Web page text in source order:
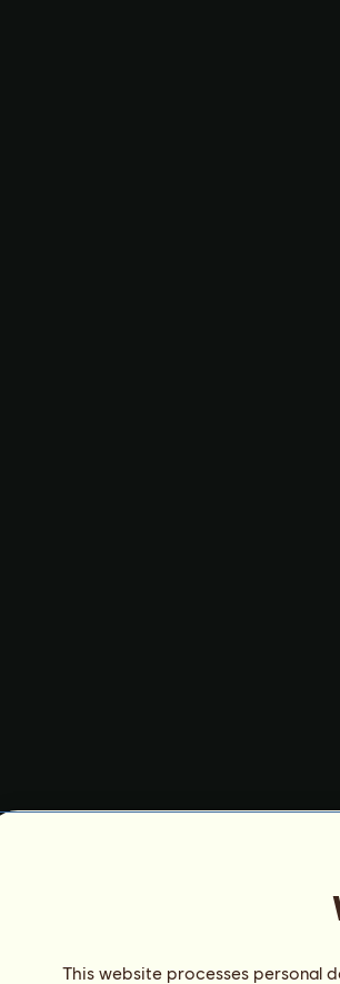
This website processes personal